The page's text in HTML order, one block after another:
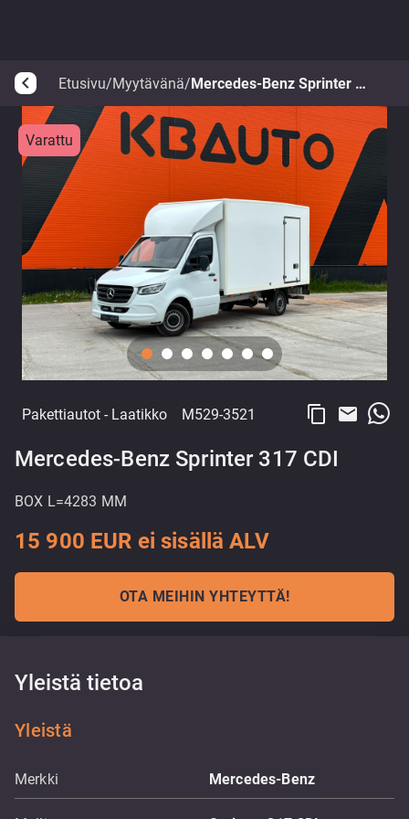
arrow_back_ios Etusivu/Myytävänä/ Mercedes-Benz Sprinter 317 CDI
Varattu
Pakettiautot - Laatikko M529-3521 content_copy email
Mercedes-Benz Sprinter 317 CDI
BOX L=4283 MM
15 900 EUR ei sisällä ALV
OTA MEIHIN YHTEYTTÄ!
Yleistä tietoa
Yleistä
Merkki Mercedes-Benz